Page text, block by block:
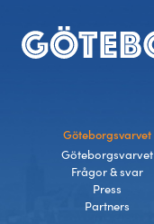
Sidfot
Göteborgsvarvet
Göteborgsvarvet
Frågor & svar
Press
Partners